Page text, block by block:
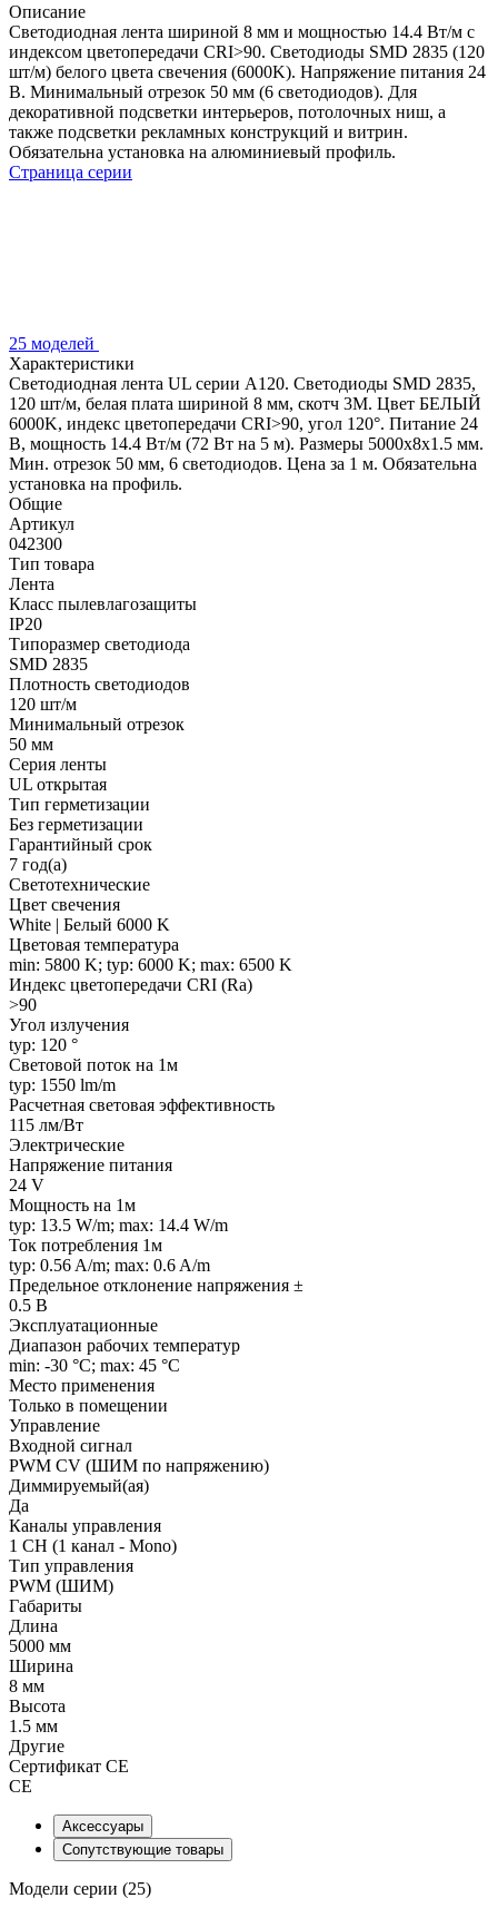
Описание
Светодиодная лента шириной 8 мм и мощностью 14.4 Вт/м с
индексом цветопередачи CRI>90. Светодиоды SMD 2835 (120
шт/м) белого цвета свечения (6000K). Напряжение питания 24
В. Минимальный отрезок 50 мм (6 светодиодов). Для
декоративной подсветки интерьеров, потолочных ниш, а
также подсветки рекламных конструкций и витрин.
Обязательна установка на алюминиевый профиль.
Страница серии
25 моделей
Характеристики
Светодиодная лента UL серии A120. Светодиоды SMD 2835,
120 шт/м, белая плата шириной 8 мм, скотч 3M. Цвет БЕЛЫЙ
6000K, индекс цветопередачи CRI>90, угол 120°. Питание 24
В, мощность 14.4 Вт/м (72 Вт на 5 м). Размеры 5000x8x1.5 мм.
Мин. отрезок 50 мм, 6 светодиодов. Цена за 1 м. Обязательна
установка на профиль.
Общие
Артикул
042300
Тип товара
Лента
Класс пылевлагозащиты
IP20
Типоразмер светодиода
SMD 2835
Плотность светодиодов
120 шт/м
Минимальный отрезок
50 мм
Серия ленты
UL открытая
Тип герметизации
Без герметизации
Гарантийный срок
7 год(а)
Светотехнические
Цвет свечения
White | Белый 6000 K
Цветовая температура
min: 5800 K; typ: 6000 K; max: 6500 K
Индекс цветопередачи CRI (Ra)
>90
Угол излучения
typ: 120 °
Световой поток на 1м
typ: 1550 lm/m
Расчетная световая эффективность
115 лм/Вт
Электрические
Напряжение питания
24 V
Мощность на 1м
typ: 13.5 W/m; max: 14.4 W/m
Ток потребления 1м
typ: 0.56 A/m; max: 0.6 A/m
Предельное отклонение напряжения ±
0.5 В
Эксплуатационные
Диапазон рабочих температур
min: -30 °C; max: 45 °C
Место применения
Только в помещении
Управление
Входной сигнал
PWM СV (ШИМ по напряжению)
Диммируемый(ая)
Да
Каналы управления
1 CH (1 канал - Mono)
Тип управления
PWM (ШИМ)
Габариты
Длина
5000 мм
Ширина
8 мм
Высота
1.5 мм
Другие
Сертификат CE
CE
Аксессуары
Сопутствующие товары
Модели серии (25)